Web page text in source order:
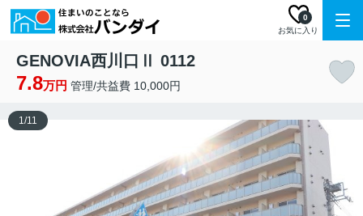
お気に入り
0
GENOVIA西川口Ⅱ 0112
7.8万円 管理/共益費 10,000円
1/11